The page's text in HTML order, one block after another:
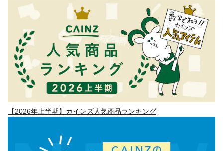
【2026年上半期】カインズ人気商品ランキング